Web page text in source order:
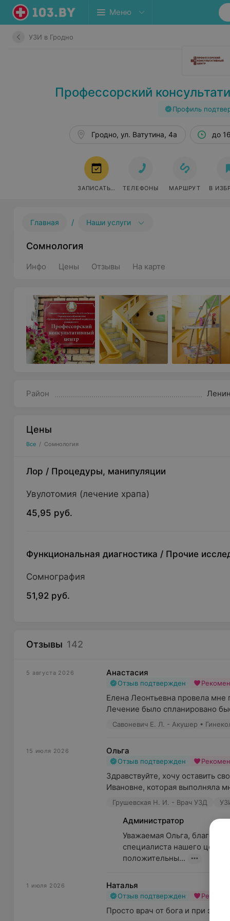
Меню
УЗИ в Гродно
Профессорский
Профиль
Гродно, ул. Ватутина, 4а до
ЗАПИСАТЬСЯ ТЕЛЕФОНЫ МАРШРУТ В
Главная / Наши услуги
Сомнология
Инфо Цены Отзывы На карте
Район
Цены
Все / Сомнология
Лор / Процедуры, манипуляции
Увулотомия (лечение храпа)
45,95 руб.
Функциональная диагностика / Прочие
Сомнография
51,92 руб.
Отзывы 142
5 августа 2026 Анастасия
Отзыв подтвержден
Елена Леонтьевна провела мне
Лечение было спланировано
Савоневич Е. Л. - Акушер •
15 июля 2026 Ольга
Отзыв подтвержден
Здравствуйте, хочу оставить
Ивановне, которая выполняла
Грушевская Н. И. - Врач УЗД
Администратор
Уважаемая Ольга,
специалиста нашего
положительны...
1 июля 2026 Наталья
Отзыв подтвержден
Просто врач от бога и при